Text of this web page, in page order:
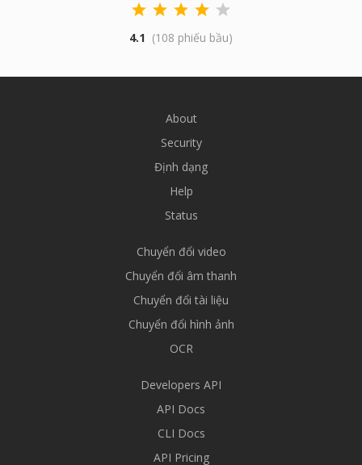
4.1 (108 phiếu bầu)
About
Security
Định dạng
Help
Status
Chuyển đổi video
Chuyển đổi âm thanh
Chuyển đổi tài liệu
Chuyển đổi hình ảnh
OCR
Developers API
API Docs
CLI Docs
API Pricing